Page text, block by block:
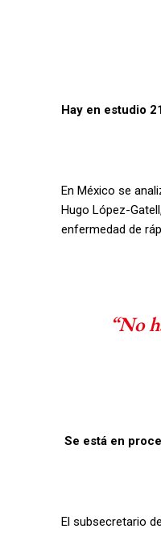
Hay en estudio
En México se
Hugo López-
enfermedad de
“No
Se está en
El subsecretario